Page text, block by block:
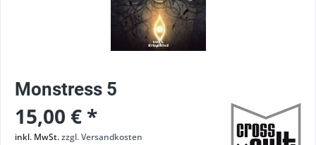
Monstress 5
15,00 € *
inkl. MwSt.zzgl. Versandkosten